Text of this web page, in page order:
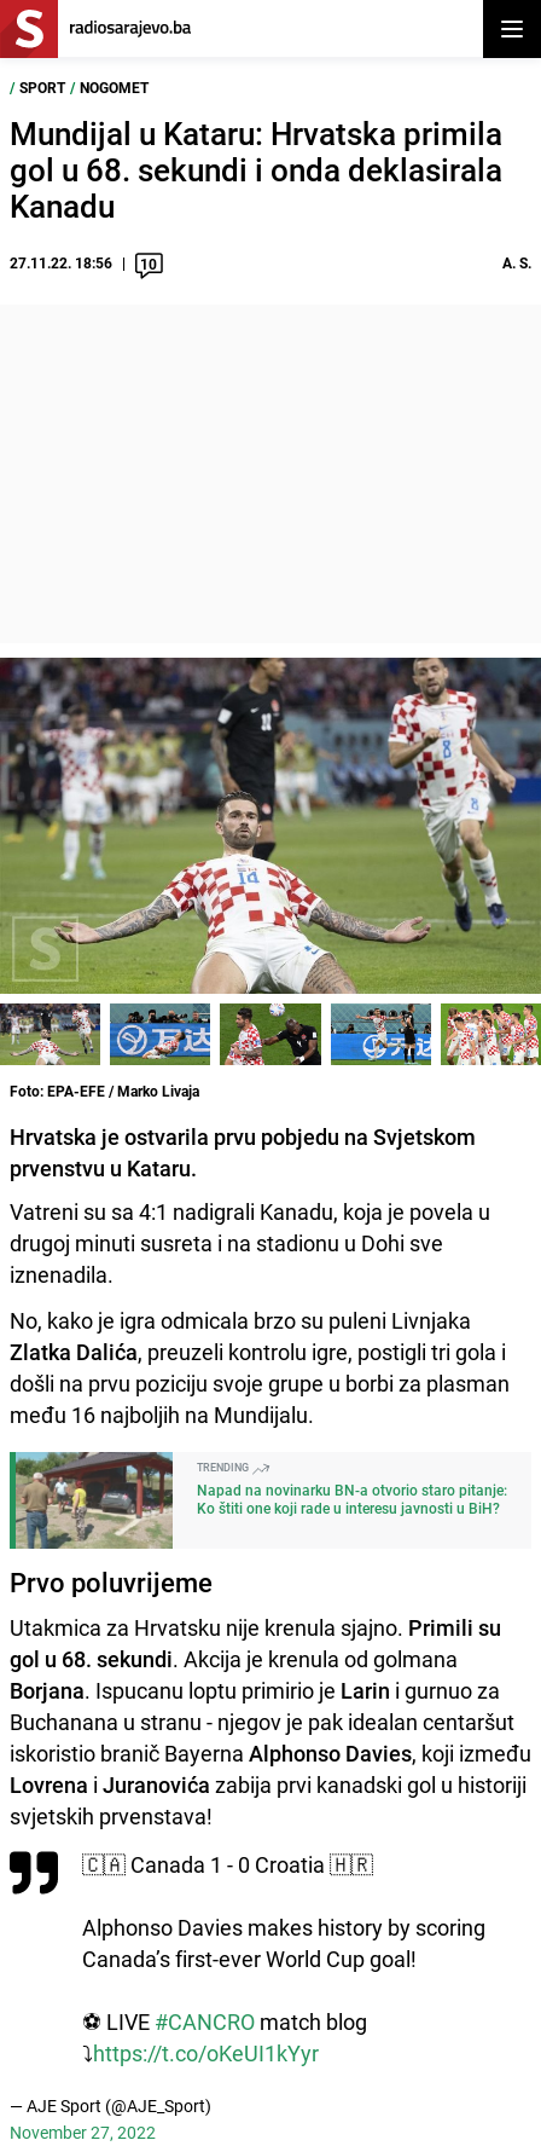
/ SPORT / NOGOMET
Mundijal u Kataru: Hrvatska primila
gol u 68. sekundi i onda deklasirala
Kanadu
27.11.22. 18:56 10 A. S.
Foto: EPA-EFE / Marko Livaja
Hrvatska je ostvarila prvu pobjedu na Svjetskom
prvenstvu u Kataru.
Vatreni su sa 4:1 nadigrali Kanadu, koja je povela u
drugoj minuti susreta i na stadionu u Dohi sve
iznenadila.
No, kako je igra odmicala brzo su puleni Livnjaka
Zlatka Dalića, preuzeli kontrolu igre, postigli tri gola i
došli na prvu poziciju svoje grupe u borbi za plasman
među 16 najboljih na Mundijalu.
TRENDING
Napad na novinarku BN-a otvorio staro pitanje:
Ko štiti one koji rade u interesu javnosti u BiH?
Prvo poluvrijeme
Utakmica za Hrvatsku nije krenula sjajno. Primili su
gol u 68. sekundi. Akcija je krenula od golmana
Borjana. Ispucanu loptu primirio je Larin i gurnuo za
Buchanana u stranu - njegov je pak idealan centaršut
iskoristio branič Bayerna Alphonso Davies, koji između
Lovrena i Juranovića zabija prvi kanadski gol u historiji
svjetskih prvenstava!
🇨🇦 Canada 1 - 0 Croatia 🇭🇷
Alphonso Davies makes history by scoring
Canada’s first-ever World Cup goal!
⚽ LIVE #CANCRO match blog
⤵️https://t.co/oKeUI1kYyr
— AJE Sport (@AJE_Sport)
November 27, 2022